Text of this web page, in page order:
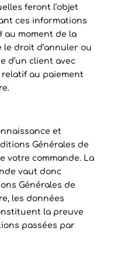
feront l’objet
ces informations
au moment de la
le droit d’annuler ou
d’un client avec
au paiement
et
Générales de
votre commande. La
vaut donc
Générales de
les données
la preuve
passées par